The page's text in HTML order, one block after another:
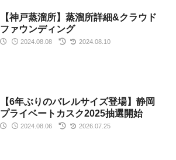
【神戸蒸溜所】蒸溜所詳細&クラウド
ファウンディング
2024.08.08 2024.08.10
【6年ぶりのバレルサイズ登場】静岡
プライベートカスク2025抽選開始
2024.08.06 2026.07.25